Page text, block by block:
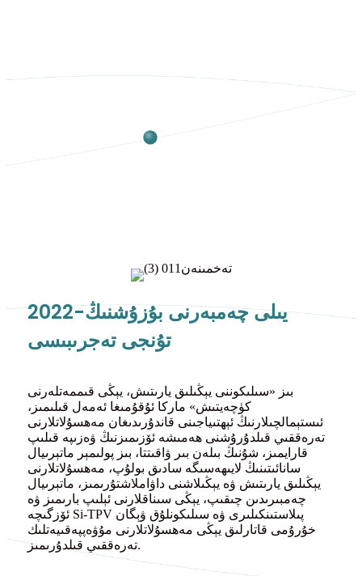
2022-يىلى چەمبەرنى بۇزۇشنىڭ
تۇنجى تەجرىبىسى
بىز «سىلىكوننى يېڭىلىق يارىتىش، يېڭى قىممەتلەرنى
كۈچەيتىش» ماركا ئۇقۇمىغا ئەمەل قىلىمىز،
ئىستېمالچىلارنىڭ ئېھتىياجىنى قاندۇرىدىغان مەھسۇلاتلارنى
تەرەققىي قىلدۇرۇشنى ھەمىشە ئۆزىمىزنىڭ ۋەزىپە قىلىپ
قارايمىز، شۇنىڭ بىلەن بىر ۋاقىتتا، بىز پولىمېر ماتېرىيال
سانائىتىنىڭ لايىھەسىگە سادىق بولۇپ، مەھسۇلاتلارنى
يېڭىلىق يارىتىش ۋە يېڭىلاشنى داۋاملاشتۇرىمىز، ماتېرىيال
چەمبىرىدىن چىقىپ، يېڭى سىناقلارنى ئېلىپ بارىمىز ۋە
ئۆزگىچە Si-TPV پىلاستىنكىلىرى ۋە سىلىكونلۇق ۋېگان
خۇرۇمى قاتارلىق يېڭى مەھسۇلاتلارنى مۇۋەپپەقىيەتلىك
تەرەققىي قىلدۇرىمىز.